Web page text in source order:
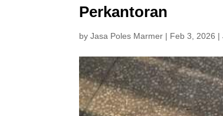
Perkantoran
byJasa Poles Marmer | Feb 3, 2026 |